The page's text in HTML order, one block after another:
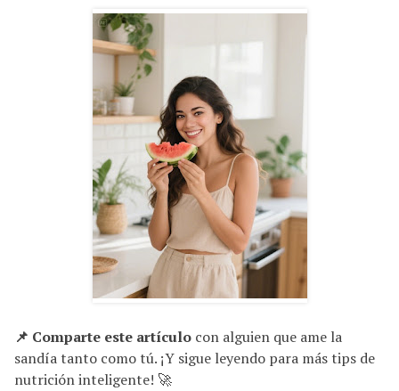
📌 Comparte este artículo con alguien que ame la
sandía tanto como tú. ¡Y sigue leyendo para más tips de
nutrición inteligente! 🚀